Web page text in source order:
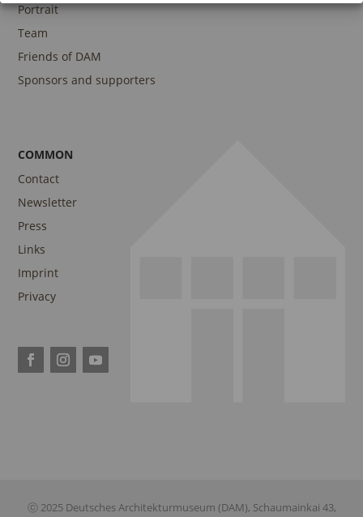
Portrait
Team
Friends of DAM
Sponsors and supporters
COMMON
Contact
Newsletter
Press
Links
Imprint
Privacy
ⓒ 2025 Deutsches Architekturmuseum (DAM), Schaumainkai 43,